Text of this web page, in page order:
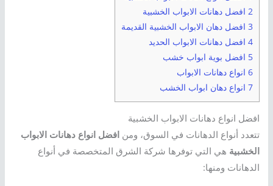
2 افضل دهانات الابواب الخشبية
3 افضل دهان الابواب الخشبية القديمة
4 افضل دهانات الابواب الحديد
5 افضل بوية ابواب خشب
6 انواع دهانات الابواب
7 انواع دهان ابواب الخشب
افضل انواع دهانات الابواب الخشبية
تتعدد أنواع الدهانات في السوق، ومنافضل انواع دهانات الابواب
الخشبية هي التي توفرها شركة الشرق المتخصصة في أنواع
الدهانات ومنها: